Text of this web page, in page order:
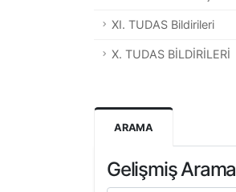
XI. TUDAS Bildirileri
X. TUDAS BİLDİRİLERİ
ARAMA
Gelişmiş Arama